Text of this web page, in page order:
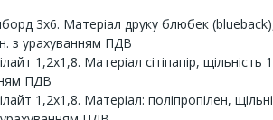
3х6. Матеріал друку блюбек
з урахуванням ПДВ
1,2х1,8. Матеріал сітіпапір, щільність
ПДВ
1,2х1,8. Матеріал: поліпропілен,